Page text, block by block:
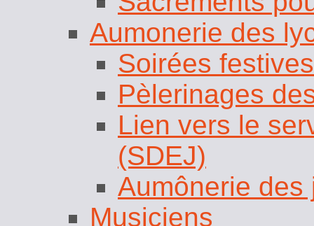
Aumonerie des
Soirées festives
Pèlerinages
Lien vers le
(SDEJ)
Aumônerie des
Musiciens